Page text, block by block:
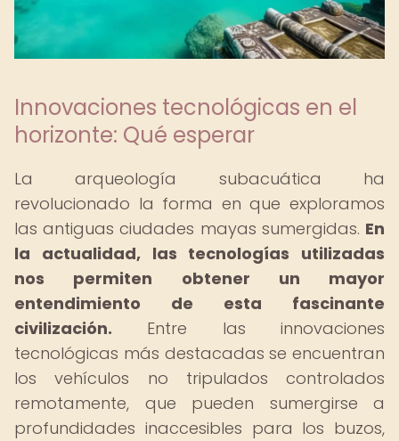
Innovaciones tecnológicas en el
horizonte: Qué esperar
La arqueología subacuática ha
revolucionado la forma en que exploramos
las antiguas ciudades mayas sumergidas. En
la actualidad, las tecnologías utilizadas
nos permiten obtener un mayor
entendimiento de esta fascinante
civilización. Entre las innovaciones
tecnológicas más destacadas se encuentran
los vehículos no tripulados controlados
remotamente, que pueden sumergirse a
profundidades inaccesibles para los buzos,